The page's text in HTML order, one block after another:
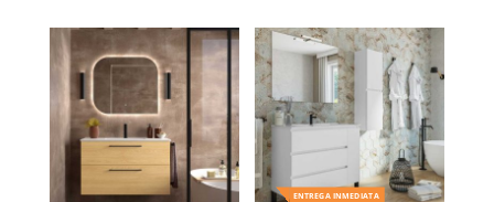
ENTREGA INMEDIATA